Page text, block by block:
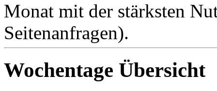
Monat mit der stärksten
Seitenanfragen).
Wochentage Übersicht